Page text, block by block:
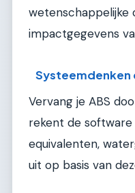
wetenschappelijke
impactgegevens
Systeemdenken
Vervang je ABS
rekent de
equivalenten,
uit op basis van